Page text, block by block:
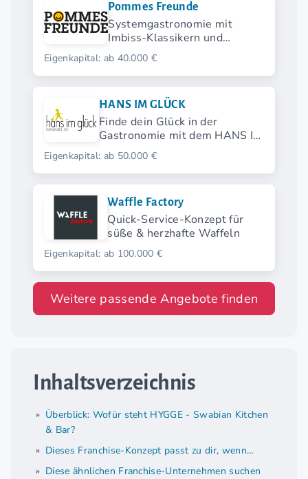
Pommes Freunde
Systemgastronomie mit
Imbiss-Klassikern und
modernen Streetfood-
Highlights.
Eigenkapital: ab 40.000 €
HANS IM GLÜCK
Finde dein Glück in der
Gastronomie mit dem HANS IM
GLÜCK Franchise.
Eigenkapital: ab 50.000 €
Waffle Factory
Quick-Service-Konzept für
süße & herzhafte Waffeln
Eigenkapital: ab 100.000 €
Weitere passende Angebote finden
Inhaltsverzeichnis
Überblick: Wofür steht HYGGE - Swabian Kitchen
& Bar?
Dieses Franchise-Konzept passt zu dir, wenn…
Diese ähnlichen Franchise-Unternehmen suchen